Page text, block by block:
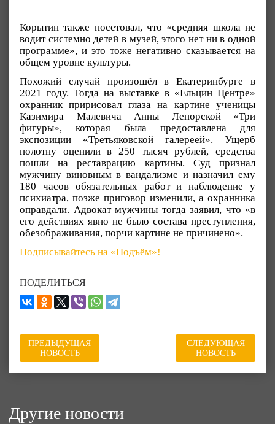
Корытин также посетовал, что «средняя школа не
водит системно детей в музей, этого нет ни в одной
программе», и это тоже негативно сказывается на
общем уровне культуры.
Похожий случай произошёл в Екатеринбурге в
2021 году. Тогда на выставке в «Ельцин Центре»
охранник пририсовал глаза на картине ученицы
Казимира Малевича Анны Лепорской «Три
фигуры», которая была предоставлена для
экспозиции «Третьяковской галереей». Ущерб
полотну оценили в 250 тысяч рублей, средства
пошли на реставрацию картины. Суд признал
мужчину виновным в вандализме и назначил ему
180 часов обязательных работ и наблюдение у
психиатра, позже приговор изменили, а охранника
оправдали. Адвокат мужчины тогда заявил, что «в
его действиях явно не было состава преступления,
обезображивания, порчи картине не причинено».
Подписывайтесь на «Подъём»!
ПОДЕЛИТЬСЯ
ПРЕДЫДУЩАЯ
НОВОСТЬ
СЛЕДУЮЩАЯ
НОВОСТЬ
Другие новости